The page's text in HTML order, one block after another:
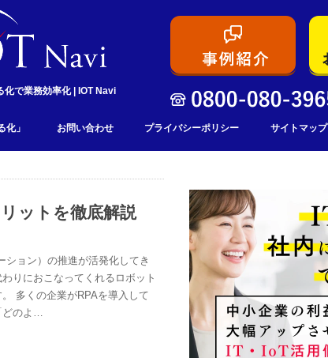
化で業務効率化 | IOT Navi
化」 お問い合わせ プライバシーポリシー サイトマップ
ットを徹底解説
ション）の推進が活発化してき
りにおこなってくれるロボット
多くの企業がRPAを導入して
どのよ…